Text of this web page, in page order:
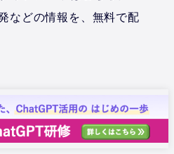
などの情報を、無料で配
る